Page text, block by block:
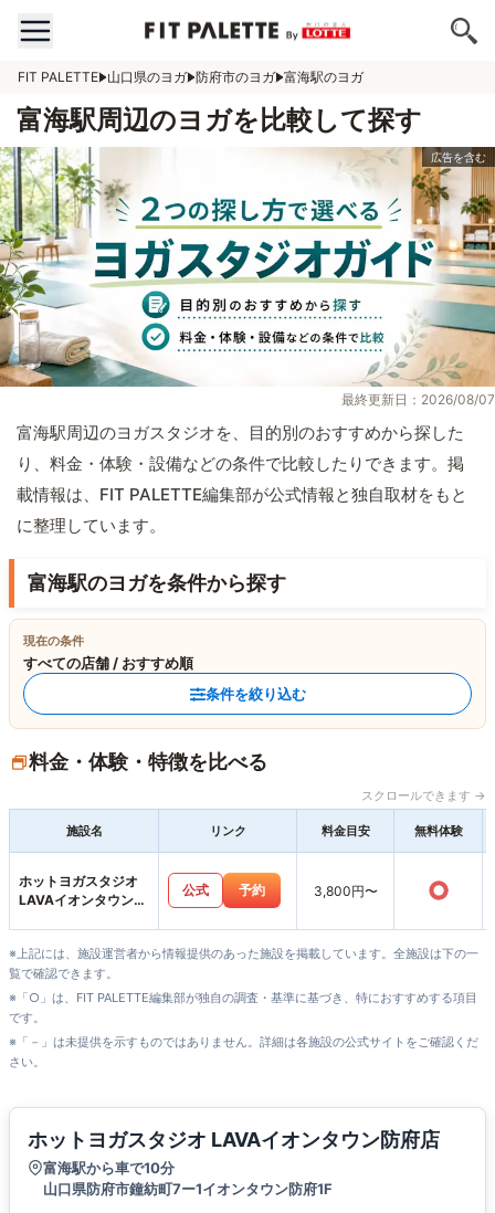
FIT PALETTE 山口県のヨガ 防府市のヨガ 富海駅のヨガ
富海駅周辺のヨガを比較して探す
最終更新日：2026/08/07
富海駅周辺のヨガスタジオを、目的別のおすすめから探した
り、料金・体験・設備などの条件で比較したりできます。掲
載情報は、FIT PALETTE編集部が公式情報と独自取材をもと
に整理しています。
富海駅のヨガを条件から探す
現在の条件
すべての店舗 / おすすめ順
条件を絞り込む
料金・体験・特徴を比べる
スクロールできます →
施設名 リンク 料金目安 無料体験
ホットヨガスタジオ
LAVAイオンタウン防
公式 予約 3,800円〜 ○
※上記には、施設運営者から情報提供のあった施設を掲載しています。全施設は下の一
覧で確認できます。
※「○」は、FIT PALETTE編集部が独自の調査・基準に基づき、特におすすめする項目
です。
※「－」は未提供を示すものではありません。詳細は各施設の公式サイトをご確認くだ
さい。
ホットヨガスタジオ LAVAイオンタウン防府店
富海駅から車で10分
山口県防府市鐘紡町7ー1イオンタウン防府1F